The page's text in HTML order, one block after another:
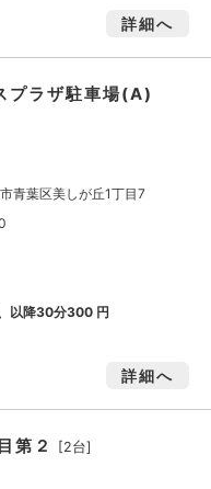
詳細へ
プラザ駐車場(A)
青葉区美しが丘1丁目7
以降30分300 円
詳細へ
第２ [2台]